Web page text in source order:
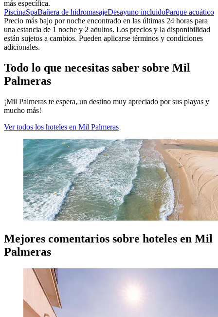
más específica.
PiscinaSpaBañera de hidromasajeDesayuno incluidoParque acuático
Precio más bajo por noche encontrado en las últimas 24 horas para
una estancia de 1 noche y 2 adultos. Los precios y la disponibilidad
están sujetos a cambios. Pueden aplicarse términos y condiciones
adicionales.
Todo lo que necesitas saber sobre Mil
Palmeras
¡Mil Palmeras te espera, un destino muy apreciado por sus playas y
mucho más!
Ver todos los hoteles en Mil Palmeras
Mejores comentarios sobre hoteles en Mil
Palmeras